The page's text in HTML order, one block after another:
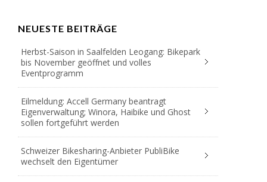
NEUESTE BEITRÄGE
Herbst-Saison in Saalfelden Leogang: Bikepark
bis November geöffnet und volles
Eventprogramm
Eilmeldung: Accell Germany beantragt
Eigenverwaltung; Winora, Haibike und Ghost
sollen fortgeführt werden
Schweizer Bikesharing-Anbieter PubliBike
wechselt den Eigentümer